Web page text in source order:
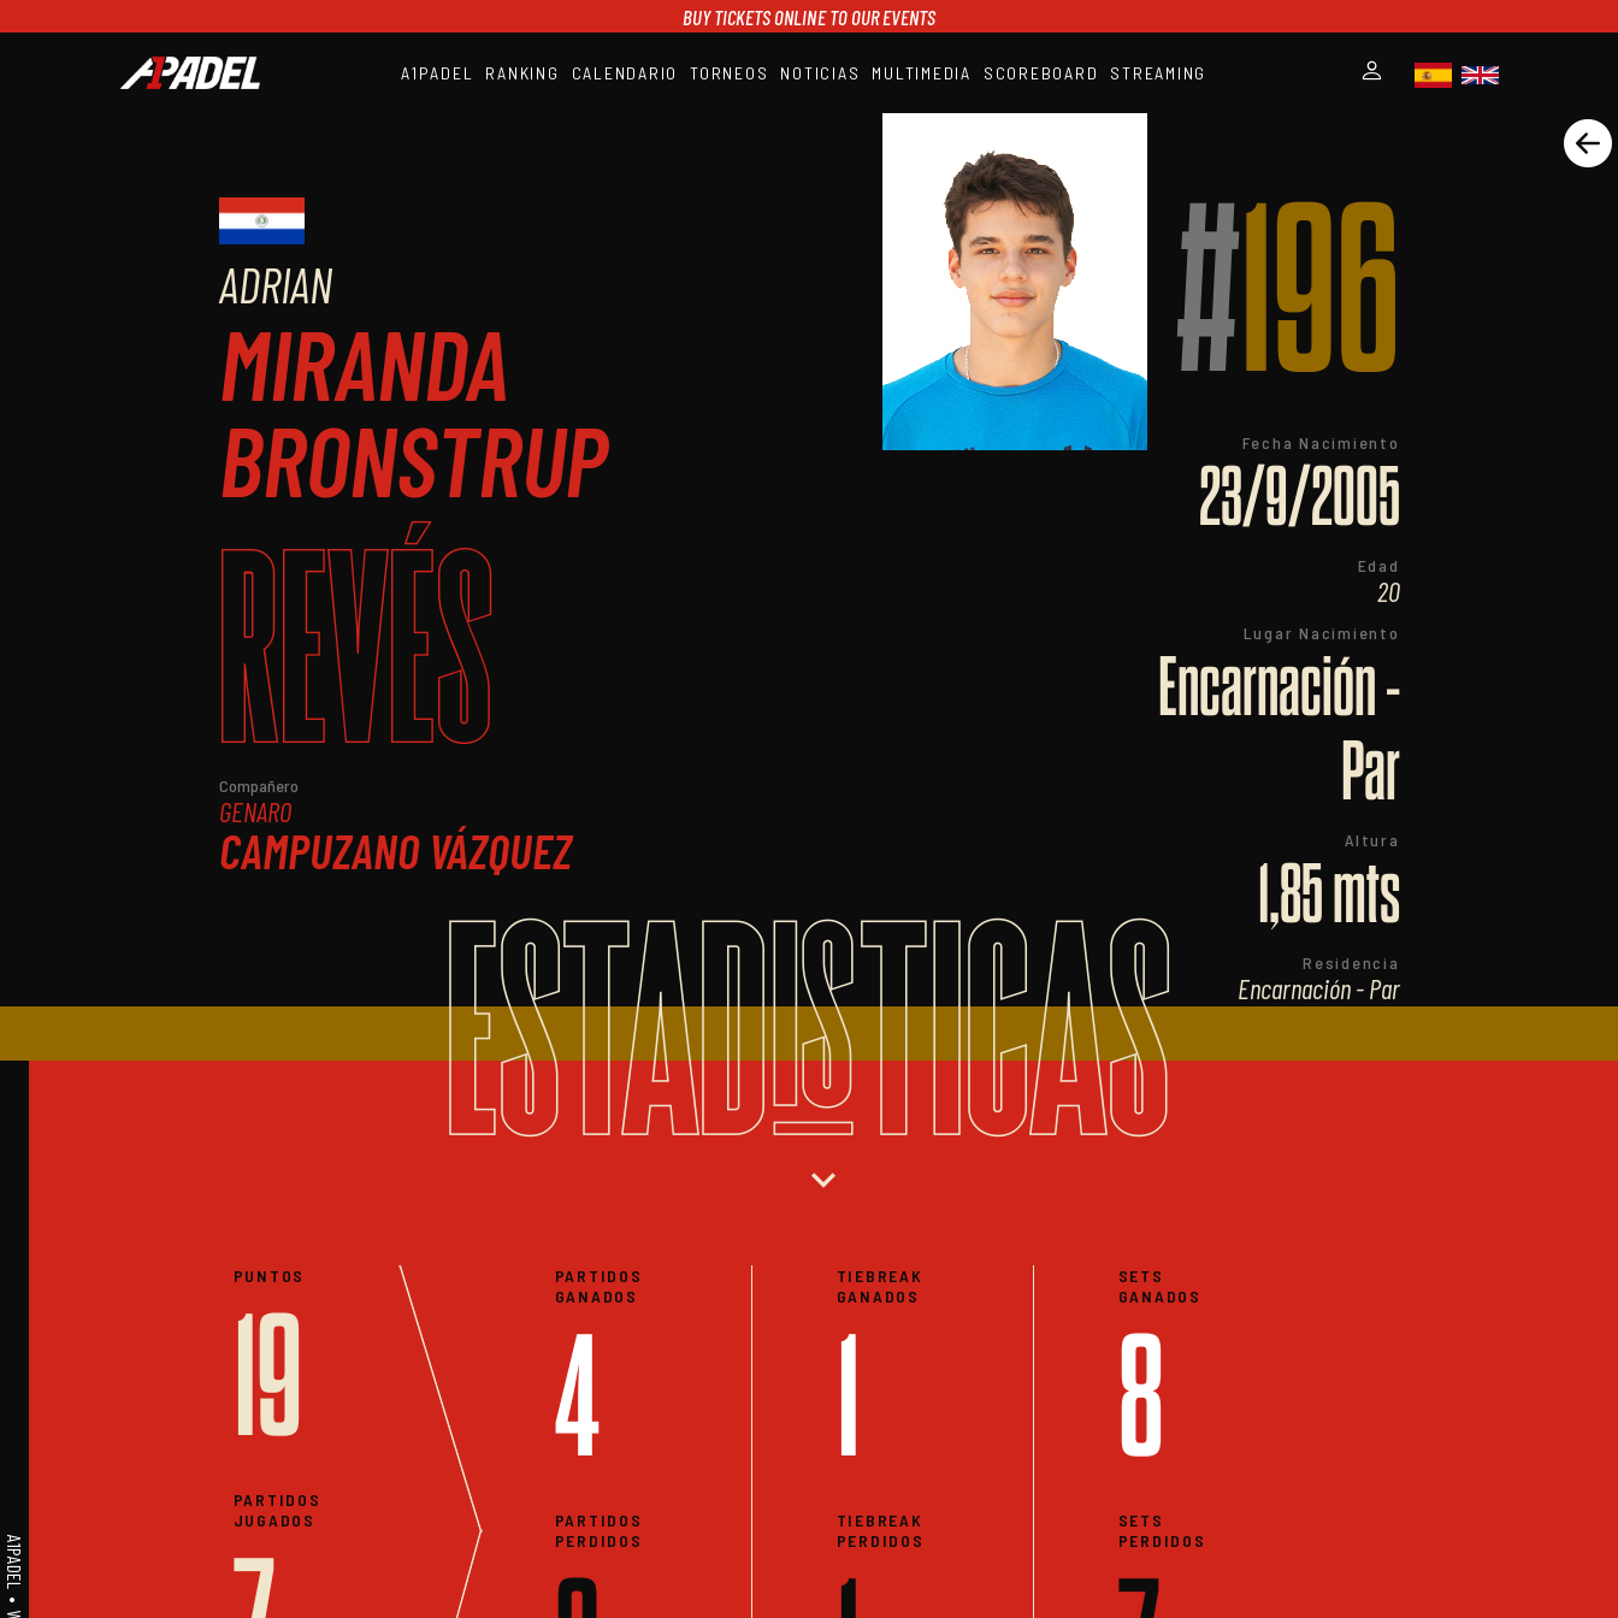
BUY TICKETS ONLINE TO OUR EVENTS
A1PADEL RANKING CALENDARIO TORNEOS NOTICIAS MULTIMEDIA SCOREBOARD STREAMING
ADRIAN
MIRANDA
BRONSTRUP
REVÉS
Compañero
GENARO
CAMPUZANO VÁZQUEZ
#196
Fecha Nacimiento
23/9/2005
Edad
20
Lugar Nacimiento
Encarnación -
Par
Altura
1,85 mts
Residencia
Encarnación - Par
ESTADISTICAS
expand_more
PUNTOS
19
PARTIDOS
JUGADOS
PARTIDOS
GANADOS
4
PARTIDOS
PERDIDOS
TIEBREAK
GANADOS
1
TIEBREAK
PERDIDOS
SETS
GANADOS
8
SETS
PERDIDOS